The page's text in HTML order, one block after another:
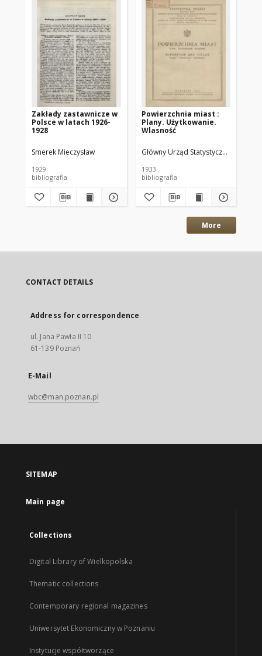
Zakłady zastawnicze w
Polsce w latach 1926-
1928
Smerek Mieczysław
1929
bibliografia
Powierzchnia miast :
Plany. Użytkowanie.
Wlasność
Główny Urząd Statystyczny
1933
bibliografia
More
CONTACT DETAILS
Address for correspondence
ul. Jana Pawła II 10
61-139 Poznań
E-Mail
wbc@man.poznan.pl
SITEMAP
Main page
Collections
Digital Library of Wielkopolska
Thematic collections
Contemporary regional magazines
Uniwersytet Ekonomiczny w Poznaniu
Instytucje współtworzące